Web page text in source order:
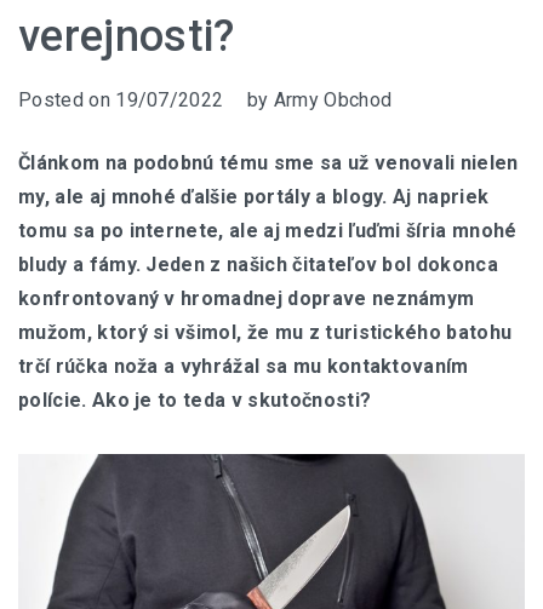
verejnosti?
Posted on 19/07/2022 by Army Obchod
Článkom na podobnú tému sme sa už venovali nielen
my, ale aj mnohé ďalšie portály a blogy. Aj napriek
tomu sa po internete, ale aj medzi ľuďmi šíria mnohé
bludy a fámy. Jeden z našich čitateľov bol dokonca
konfrontovaný v hromadnej doprave neznámym
mužom, ktorý si všimol, že mu z turistického batohu
trčí rúčka noža a vyhrážal sa mu kontaktovaním
polície. Ako je to teda v skutočnosti?